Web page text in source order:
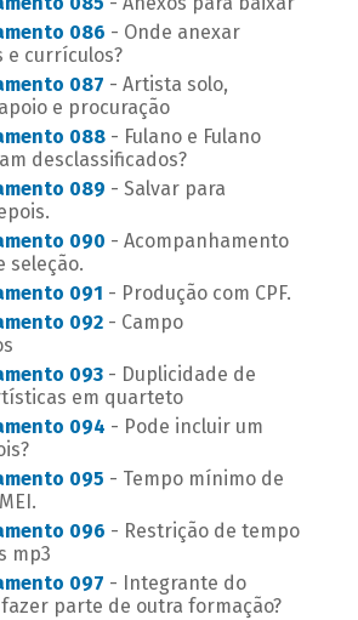
086 - Onde anexar
e currículos?
087 - Artista solo,
e procuração
088 - Fulano e Fulano
desclassificados?
089 - Salvar para
090 - Acompanhamento
seleção.
091 - Produção com CPF.
092 - Campo
093 - Duplicidade de
em quarteto
094 - Pode incluir um
095 - Tempo mínimo de
096 - Restrição de tempo
mp3
097 - Integrante do
parte de outra formação?